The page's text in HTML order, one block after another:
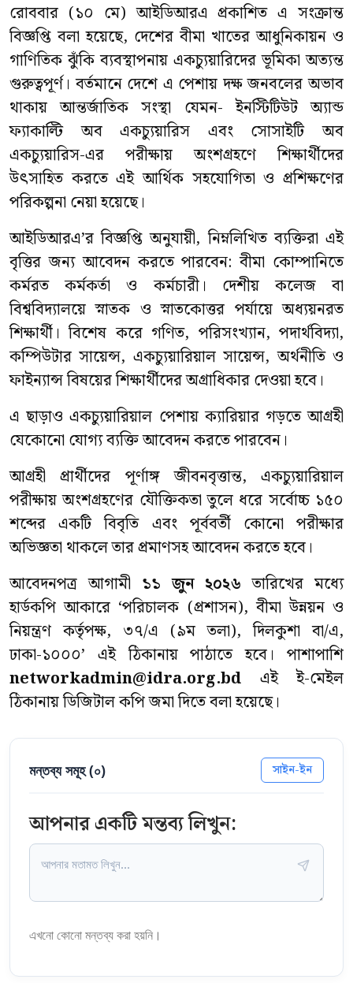
রোববার (১০ মে) আইডিআরএ প্রকাশিত এ সংক্রান্ত
বিজ্ঞপ্তি বলা হয়েছে, দেশের বীমা খাতের আধুনিকায়ন ও
গাণিতিক ঝুঁকি ব্যবস্থাপনায় একচ্যুয়ারিদের ভূমিকা অত্যন্ত
গুরুত্বপূর্ণ। বর্তমানে দেশে এ পেশায় দক্ষ জনবলের অভাব
থাকায় আন্তর্জাতিক সংস্থা যেমন- ইনস্টিটিউট অ্যান্ড
ফ্যাকাল্টি অব একচ্যুয়ারিস এবং সোসাইটি অব
একচ্যুয়ারিস-এর পরীক্ষায় অংশগ্রহণে শিক্ষার্থীদের
উৎসাহিত করতে এই আর্থিক সহযোগিতা ও প্রশিক্ষণের
পরিকল্পনা নেয়া হয়েছে।
আইডিআরএ’র বিজ্ঞপ্তি অনুযায়ী, নিম্নলিখিত ব্যক্তিরা এই
বৃত্তির জন্য আবেদন করতে পারবেন: বীমা কোম্পানিতে
কর্মরত কর্মকর্তা ও কর্মচারী। দেশীয় কলেজ বা
বিশ্ববিদ্যালয়ে স্নাতক ও স্নাতকোত্তর পর্যায়ে অধ্যয়নরত
শিক্ষার্থী। বিশেষ করে গণিত, পরিসংখ্যান, পদার্থবিদ্যা,
কম্পিউটার সায়েন্স, একচ্যুয়ারিয়াল সায়েন্স, অর্থনীতি ও
ফাইন্যান্স বিষয়ের শিক্ষার্থীদের অগ্রাধিকার দেওয়া হবে।
এ ছাড়াও একচ্যুয়ারিয়াল পেশায় ক্যারিয়ার গড়তে আগ্রহী
যেকোনো যোগ্য ব্যক্তি আবেদন করতে পারবেন।
আগ্রহী প্রার্থীদের পূর্ণাঙ্গ জীবনবৃত্তান্ত, একচ্যুয়ারিয়াল
পরীক্ষায় অংশগ্রহণের যৌক্তিকতা তুলে ধরে সর্বোচ্চ ১৫০
শব্দের একটি বিবৃতি এবং পূর্ববর্তী কোনো পরীক্ষার
অভিজ্ঞতা থাকলে তার প্রমাণসহ আবেদন করতে হবে।
আবেদনপত্র আগামী ১১ জুন ২০২৬ তারিখের মধ্যে
হার্ডকপি আকারে ‘পরিচালক (প্রশাসন), বীমা উন্নয়ন ও
নিয়ন্ত্রণ কর্তৃপক্ষ, ৩৭/এ (৯ম তলা), দিলকুশা বা/এ,
ঢাকা-১০০০’ এই ঠিকানায় পাঠাতে হবে। পাশাপাশি
networkadmin@idra.org.bd এই ই-মেইল
ঠিকানায় ডিজিটাল কপি জমা দিতে বলা হয়েছে।
মন্তব্য সমূহ (০) সাইন-ইন
আপনার একটি মন্তব্য লিখুন:
এখনো কোনো মন্তব্য করা হয়নি।